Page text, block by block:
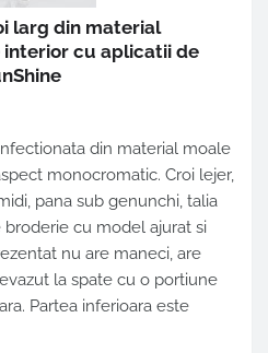
larg din material
cu aplicatii de
din material moale
monocromatic. Croi lejer,
pana sub genunchi, talia
cu model ajurat si
nu are maneci, are
la spate cu o portiune
Partea inferioara este